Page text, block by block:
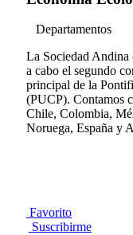
Departamentos
La Sociedad
a cabo el segundo
principal de la
(PUCP). Contamos
Chile, Colombia,
Noruega, España y
Favorito
Suscribirme